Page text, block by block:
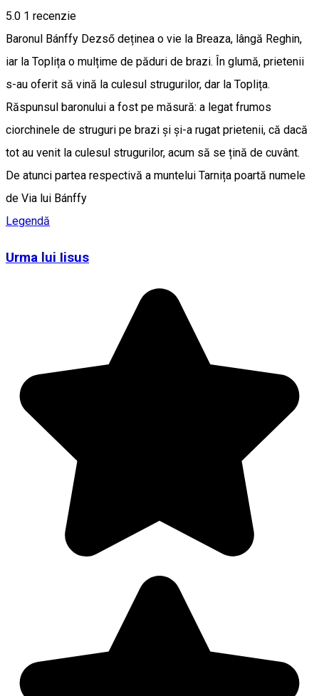
5.0 1 recenzie
Baronul Bánffy Dezső deținea o vie la Breaza, lângă Reghin,
iar la Toplița o mulțime de păduri de brazi. În glumă, prietenii
s-au oferit să vină la culesul strugurilor, dar la Toplița.
Răspunsul baronului a fost pe măsură: a legat frumos
ciorchinele de struguri pe brazi și și-a rugat prietenii, că dacă
tot au venit la culesul strugurilor, acum să se țină de cuvânt.
De atunci partea respectivă a muntelui Tarnița poartă numele
de Via lui Bánffy
Legendă
Urma lui Iisus